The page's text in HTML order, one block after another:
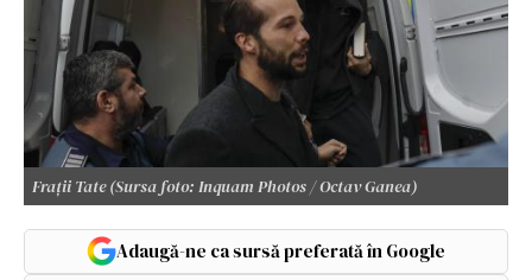
Frații Tate (Sursa foto: Inquam Photos / Octav Ganea)
Adaugă-ne ca sursă preferată în Google